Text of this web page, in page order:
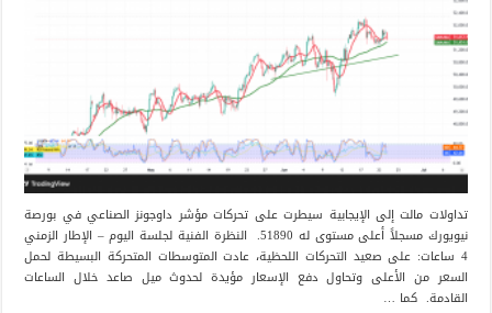
تداولات مالت إلى الإيجابية سيطرت على تحركات مؤشر داوجونز الصناعي في بورصة
نيويورك مسجلاً أعلى مستوى له 51890. النظرة الفنية لجلسة اليوم – الإطار الزمني
4 ساعات: على صعيد التحركات اللحظية، عادت المتوسطات المتحركة البسيطة لحمل
السعر من الأعلى وتحاول دفع الإسعار مؤيدة لحدوث ميل صاعد خلال الساعات
القادمة. كما …